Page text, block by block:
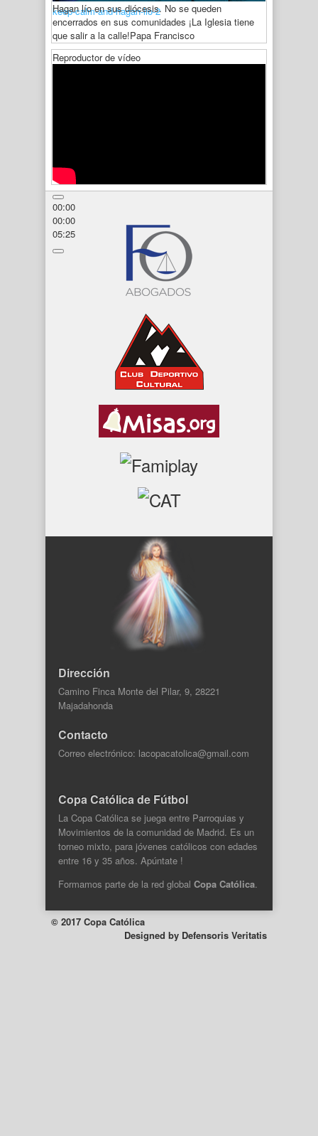
keep-calm-and-hagan-lio-2
Hagan lío en sus diócesis. No se queden
encerrados en sus comunidades ¡La Iglesia tiene
que salir a la calle!Papa Francisco
Reproductor de vídeo
00:00
00:00
05:25
Dirección
Camino Finca Monte del Pilar, 9, 28221
Majadahonda
Contacto
Correo electrónico: lacopacatolica@gmail.com
Copa Católica de Fútbol
La Copa Católica se juega entre Parroquias y
Movimientos de la comunidad de Madrid. Es un
torneo mixto, para jóvenes católicos con edades
entre 16 y 35 años. Apúntate !
Formamos parte de la red global Copa Católica.
© 2017 Copa Católica
Designed by Defensoris Veritatis